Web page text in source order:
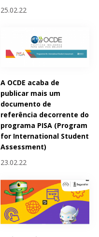
25.02.22
A OCDE acaba de
publicar mais um
documento de
referência decorrente do
programa PISA (Program
for International Student
Assessment)
23.02.22